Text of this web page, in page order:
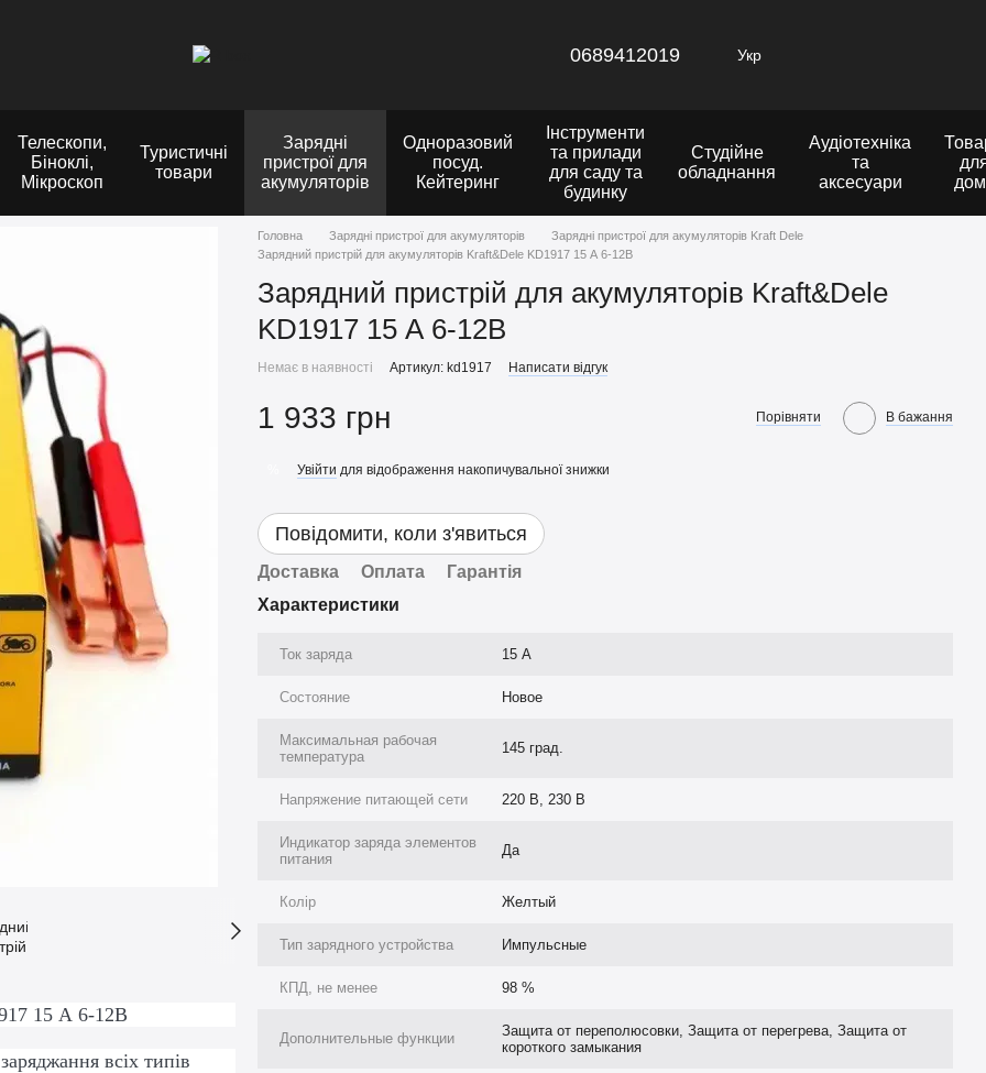
0689412019 Укр
Телескопи,
Біноклі,
Мікроскоп
Туристичні
товари
Зарядні
пристрої для
акумуляторів
Одноразовий
посуд.
Кейтеринг
Інструменти
та прилади
для саду та
будинку
Студійне
обладнання
Аудіотехніка
та
аксесуари
15 А 6-12В
всіх типів
Головна Зарядні пристрої для акумуляторів
Зарядні пристрої для акумуляторів Kraft Dele
Зарядний пристрій для акумуляторів Kraft&Dele KD1917 15 А 6-12В
Зарядний пристрій для акумуляторів Kraft&Dele
KD1917 15 А 6-12В
Немає в наявності Артикул: kd1917 Написати відгук
1 933 грн Порівняти В бажання
Увійти для відображення накопичувальної знижки
Повідомити, коли з'явиться
Доставка Оплата
Гарантія
Характеристики
Ток заряда 15 А
Состояние Новое
Максимальная рабочая
температура
145 град.
Напряжение питающей сети 220 В, 230 В
Индикатор заряда элементов
питания
Да
Колір Желтый
Тип зарядного устройства Импульсные
КПД, не менее 98 %
Дополнительные функции
Защита от переполюсовки, Защита от перегрева, Защита от
короткого замыкания